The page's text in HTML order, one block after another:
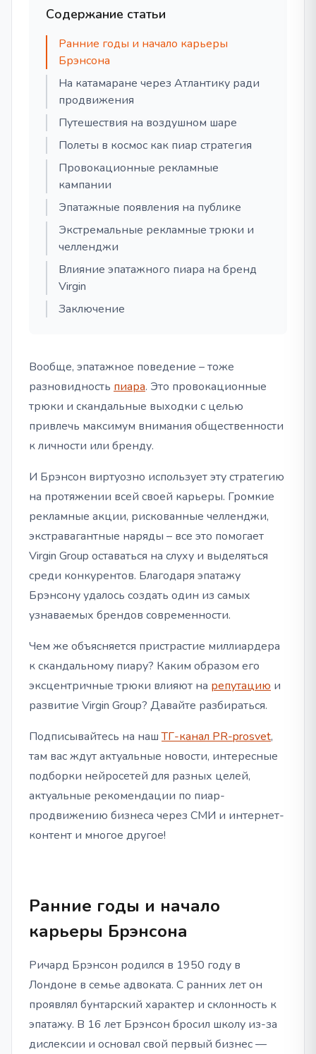
Содержание статьи
Ранние годы и начало карьеры
Брэнсона
На катамаране через Атлантику ради
продвижения
Путешествия на воздушном шаре
Полеты в космос как пиар стратегия
Провокационные рекламные
кампании
Эпатажные появления на публике
Экстремальные рекламные трюки и
челленджи
Влияние эпатажного пиара на бренд
Virgin
Заключение
Вообще, эпатажное поведение – тоже
разновидность пиара. Это провокационные
трюки и скандальные выходки с целью
привлечь максимум внимания общественности
к личности или бренду.
И Брэнсон виртуозно использует эту стратегию
на протяжении всей своей карьеры. Громкие
рекламные акции, рискованные челленджи,
экстравагантные наряды – все это помогает
Virgin Group оставаться на слуху и выделяться
среди конкурентов. Благодаря эпатажу
Брэнсону удалось создать один из самых
узнаваемых брендов современности.
Чем же объясняется пристрастие миллиардера
к скандальному пиару? Каким образом его
эксцентричные трюки влияют на репутацию и
развитие Virgin Group? Давайте разбираться.
Подписывайтесь на нашТГ-канал PR-prosvet,
там вас ждут актуальные новости, интересные
подборки нейросетей для разных целей,
актуальные рекомендации по пиар-
продвижению бизнеса через СМИ и интернет-
контент и многое другое!
Ранние годы и начало
карьеры Брэнсона
Ричард Брэнсон родился в 1950 году в
Лондоне в семье адвоката. С ранних лет он
проявлял бунтарский характер и склонность к
эпатажу. В 16 лет Брэнсон бросил школу из-за
дислексии и основал свой первый бизнес —